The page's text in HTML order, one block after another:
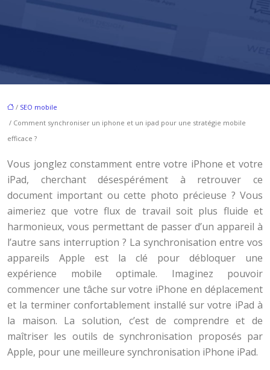
/ SEO mobile
/ Comment synchroniser un iphone et un ipad pour une stratégie mobile
efficace ?
Vous jonglez constamment entre votre iPhone et votre
iPad, cherchant désespérément à retrouver ce
document important ou cette photo précieuse ? Vous
aimeriez que votre flux de travail soit plus fluide et
harmonieux, vous permettant de passer d’un appareil à
l’autre sans interruption ? La synchronisation entre vos
appareils Apple est la clé pour débloquer une
expérience mobile optimale. Imaginez pouvoir
commencer une tâche sur votre iPhone en déplacement
et la terminer confortablement installé sur votre iPad à
la maison. La solution, c’est de comprendre et de
maîtriser les outils de synchronisation proposés par
Apple, pour une meilleure synchronisation iPhone iPad.